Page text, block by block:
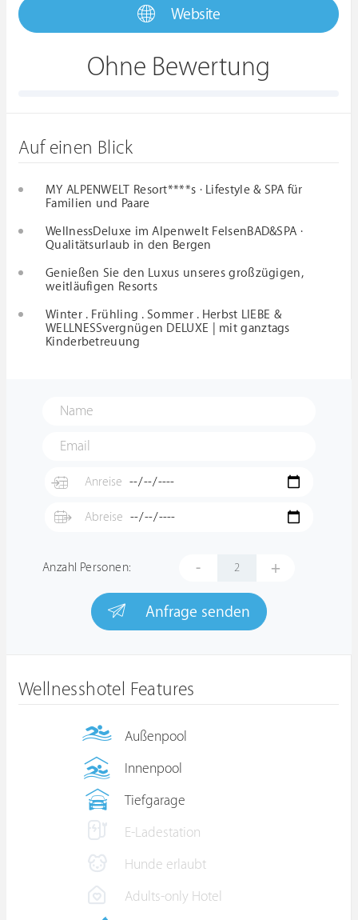
Website
Ohne Bewertung
Auf einen Blick
MY ALPENWELT Resort****s · Lifestyle & SPA für
Familien und Paare
WellnessDeluxe im Alpenwelt FelsenBAD&SPA ·
Qualitätsurlaub in den Bergen
Genießen Sie den Luxus unseres großzügigen,
weitläufigen Resorts
Winter . Frühling . Sommer . Herbst LIEBE &
WELLNESSvergnügen DELUXE | mit ganztags
Kinderbetreuung
Anzahl Personen: - +
Anfrage senden
Wellnesshotel Features
Außenpool
Innenpool
Tiefgarage
E-Ladestation
Hunde erlaubt
Adults-only Hotel